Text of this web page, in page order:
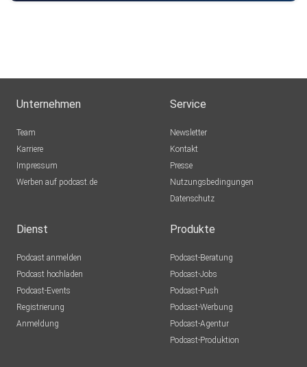
Unternehmen
Team
Karriere
Impressum
Werben auf podcast.de
Service
Newsletter
Kontakt
Presse
Nutzungsbedingungen
Datenschutz
Dienst
Podcast anmelden
Podcast hochladen
Podcast-Events
Registrierung
Anmeldung
Produkte
Podcast-Beratung
Podcast-Jobs
Podcast-Push
Podcast-Werbung
Podcast-Agentur
Podcast-Produktion